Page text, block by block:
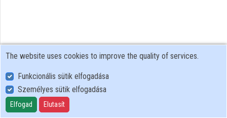
User Policy
Adatkezelési tájékoztató (en)
Cookie Policy
The website uses cookies to improve the quality of services.
Funkcionális sütik elfogadása
Személyes sütik elfogadása
Elfogad Elutasít